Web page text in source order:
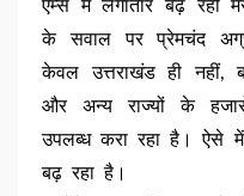
एम्स में लगातार बढ़ रही
के सवाल पर प्रेमचंद
केवल उत्तराखंड ही नहीं,
और अन्य राज्यों के
उपलब्ध करा रहा है। ऐसे में
बढ़ रहा है।